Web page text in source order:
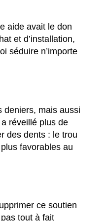
aide avait le don
et d’installation,
séduire n’importe
deniers, mais aussi
réveillé plus de
des dents : le trou
favorables au
ce soutien
tout à fait